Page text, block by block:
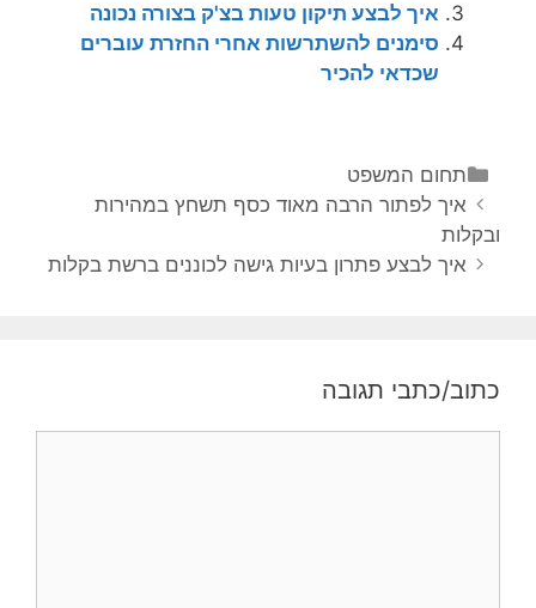
איך לבצע תיקון טעות בצ'ק בצורה נכונה
סימנים להשתרשות אחרי החזרת עוברים
שכדאי להכיר
תחום המשפט
איך לפתור הרבה מאוד כסף תשחץ במהירות
ובקלות
איך לבצע פתרון בעיות גישה לכוננים ברשת בקלות
כתוב/כתבי תגובה